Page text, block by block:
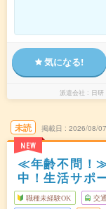
気になる!
派遣会社 日
未読
NEW
掲載日 2026/08/07
≪年齢不問！
中！生活サポ
職種未経験OK 交